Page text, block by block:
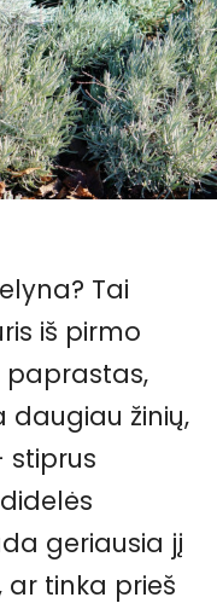
Tai
iš pirmo
paprastas,
daugiau žinių,
stiprus
geriausia jį
tinka prieš